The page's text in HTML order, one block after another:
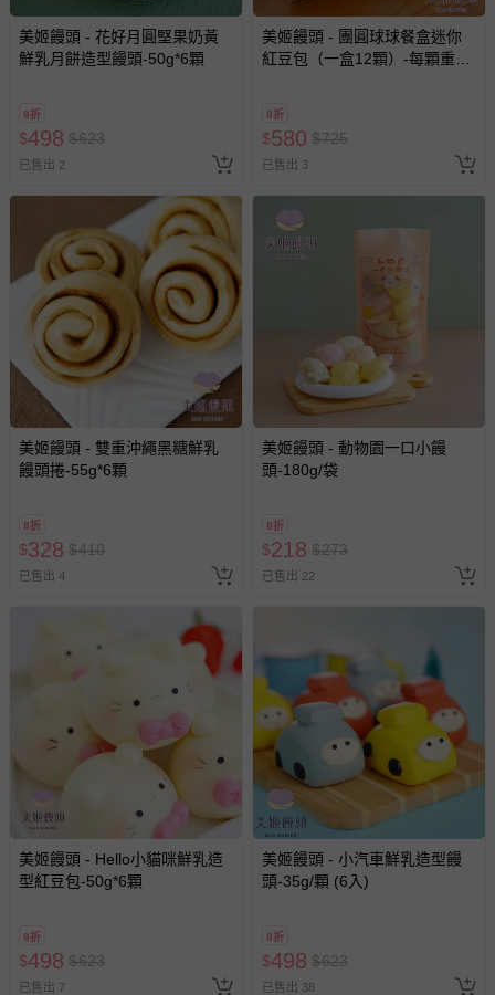
如您收到商品，請依正常流程檢查是否完好，若商品遇瑕疵
情形，您可申請更換新品或退貨，請見：退貨的辦理流程。
式、折價券與購物金的使用、退貨及商品運送方式等有疑
問，你可詳見：
媽咪愛客服中心。
預購商品：預購為海外同步代購，遇缺貨即會通知媽咪並協
商品如因「價格、組合」等錯誤原因，導致無法安排出貨，
會主動以簡訊及mail通知訂單取消事宜，並將提供適當補
償。
美姬饅頭 - 花好月圓堅果奶黃
鮮乳月餅造型饅頭-50g*6顆
8折
$498 $623
已售出 2
美姬饅頭 - 團圓球球餐盒迷你
紅豆包（一盒12顆）-每顆重量
8折
$580 $725
已售出 3
美姬饅頭 - 雙重沖繩黑糖鮮乳
饅頭捲-55g*6顆
8折
$328 $410
已售出 4
美姬饅頭 - 動物園一口小饅
頭-180g/袋
8折
$218 $273
已售出 22
美姬饅頭 - Hello小貓咪鮮乳造
型紅豆包-50g*6顆
8折
$498 $623
已售出 7
美姬饅頭 - 小汽車鮮乳造型饅
頭-35g/顆 (6入)
8折
$498 $623
已售出 38